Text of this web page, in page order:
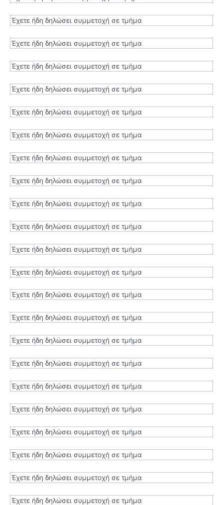
Έχετε ήδη δηλώσει συμμετοχή σε τμήμα
Έχετε ήδη δηλώσει συμμετοχή σε τμήμα
Έχετε ήδη δηλώσει συμμετοχή σε τμήμα
Έχετε ήδη δηλώσει συμμετοχή σε τμήμα
Έχετε ήδη δηλώσει συμμετοχή σε τμήμα
Έχετε ήδη δηλώσει συμμετοχή σε τμήμα
Έχετε ήδη δηλώσει συμμετοχή σε τμήμα
Έχετε ήδη δηλώσει συμμετοχή σε τμήμα
Έχετε ήδη δηλώσει συμμετοχή σε τμήμα
Έχετε ήδη δηλώσει συμμετοχή σε τμήμα
Έχετε ήδη δηλώσει συμμετοχή σε τμήμα
Έχετε ήδη δηλώσει συμμετοχή σε τμήμα
Έχετε ήδη δηλώσει συμμετοχή σε τμήμα
Έχετε ήδη δηλώσει συμμετοχή σε τμήμα
Έχετε ήδη δηλώσει συμμετοχή σε τμήμα
Έχετε ήδη δηλώσει συμμετοχή σε τμήμα
Έχετε ήδη δηλώσει συμμετοχή σε τμήμα
Έχετε ήδη δηλώσει συμμετοχή σε τμήμα
Έχετε ήδη δηλώσει συμμετοχή σε τμήμα
Έχετε ήδη δηλώσει συμμετοχή σε τμήμα
Έχετε ήδη δηλώσει συμμετοχή σε τμήμα
Έχετε ήδη δηλώσει συμμετοχή σε τμήμα